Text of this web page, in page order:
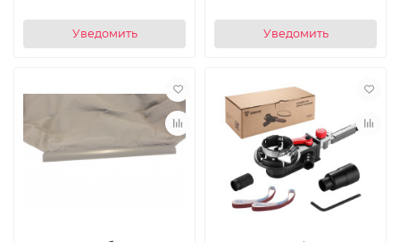
Уведомить Уведомить